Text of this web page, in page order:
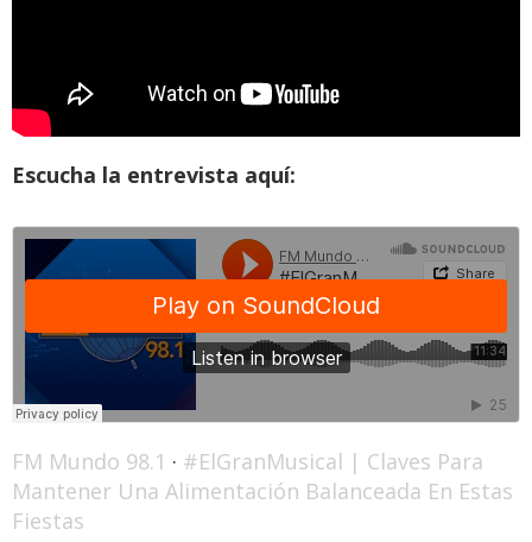
Escucha la entrevista aquí:
FM Mundo 98.1 · #ElGranMusical | Claves Para
Mantener Una Alimentación Balanceada En Estas
Fiestas